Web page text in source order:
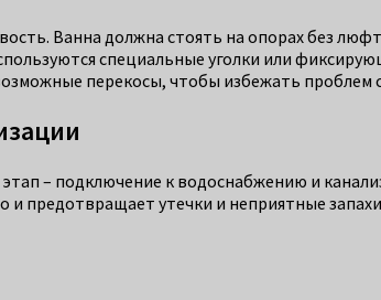
Ванна должна стоять на опорах без
специальные уголки или
перекосы, чтобы избежать проблем
– подключение к водоснабжению и
и предотвращает утечки и неприятные